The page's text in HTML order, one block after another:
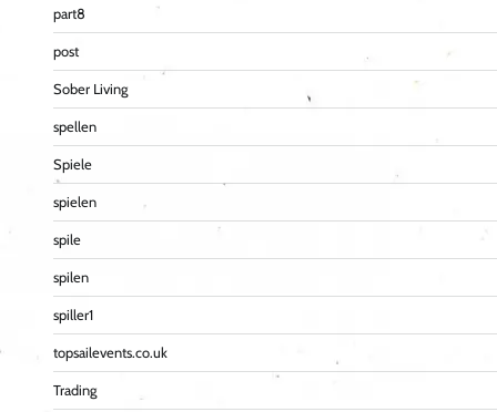
part8
post
Sober Living
spellen
Spiele
spielen
spile
spilen
spiller1
topsailevents.co.uk
Trading